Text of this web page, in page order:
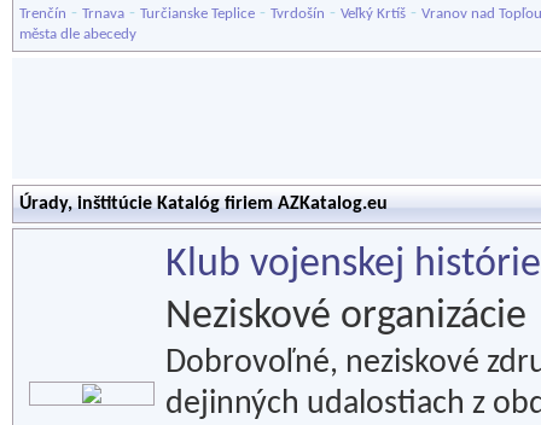
Trenčín - Trnava - Turčianske Teplice - Tvrdošín - Veľký Krtíš - Vranov nad Topľou
města dle abecedy
Úrady, inštitúcie Katalóg firiem AZKatalog.eu
Klub vojenskej
Neziskové organizácie
Dobrovoľné, neziskové
dejinných udalostiach z